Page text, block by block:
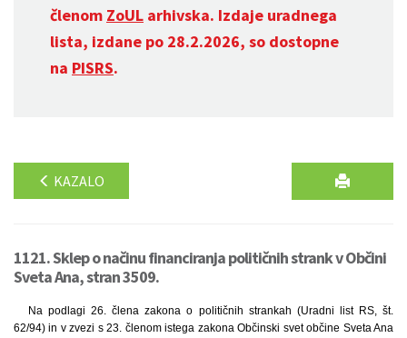
členom ZoUL arhivska. Izdaje uradnega
lista, izdane po 28.2.2026, so dostopne
na PISRS.
KAZALO
1121. Sklep o načinu financiranja političnih strank v Občini
Sveta Ana, stran 3509.
Na podlagi 26. člena zakona o političnih strankah (Uradni list RS, št.
62/94) in v zvezi s 23. členom istega zakona Občinski svet občine Sveta Ana